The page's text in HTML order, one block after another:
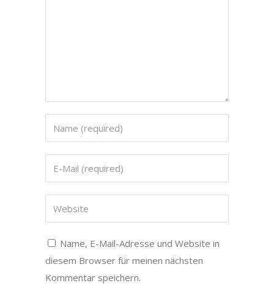
Name, E-Mail-Adresse und Website in
diesem Browser für meinen nächsten
Kommentar speichern.